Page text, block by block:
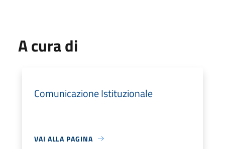
A cura di
Comunicazione Istituzionale
VAI ALLA PAGINA